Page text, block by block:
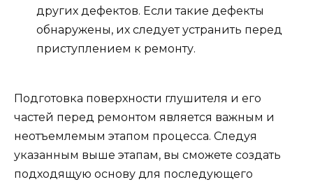
других дефектов. Если такие дефекты
обнаружены, их следует устранить перед
приступлением к ремонту.
Подготовка поверхности глушителя и его
частей перед ремонтом является важным и
неотъемлемым этапом процесса. Следуя
указанным выше этапам, вы сможете создать
подходящую основу для последующего